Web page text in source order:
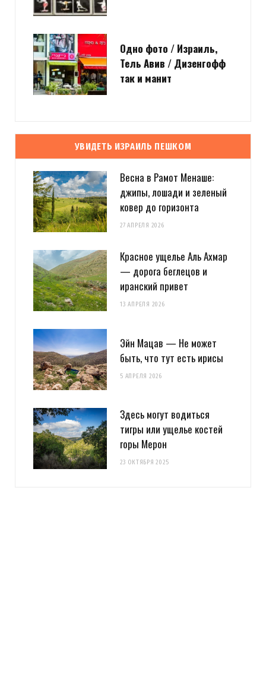
Одно фото / Израиль,
Тель Авив / Дизенгофф
так и манит
УВИДЕТЬ ИЗРАИЛЬ ПЕШКОМ
Весна в Рамот Менаше:
джипы, лошади и зеленый
ковер до горизонта
27 АПРЕЛЯ 2026
Красное ущелье Аль Ахмар
— дорога беглецов и
иранский привет
13 АПРЕЛЯ 2026
Эйн Мацав — Не может
быть, что тут есть ирисы
5 АПРЕЛЯ 2026
Здесь могут водиться
тигры или ущелье костей
горы Мерон
23 ОКТЯБРЯ 2025